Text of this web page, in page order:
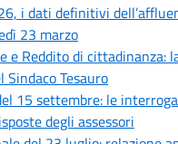
i dati definitivi
23 marzo
e Reddito di cittadinanza:
Sindaco Tesauro
15 settembre: le
degli assessori